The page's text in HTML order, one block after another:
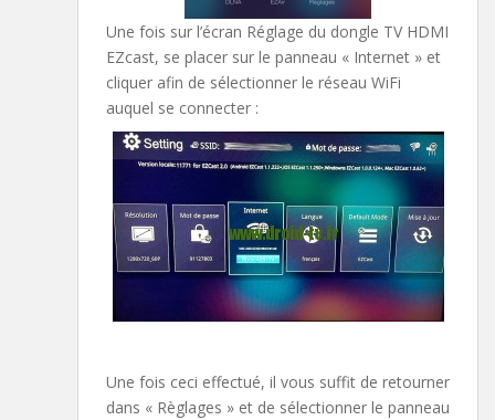
Une fois sur l’écran Réglage du dongle TV HDMI
EZcast, se placer sur le panneau « Internet » et
cliquer afin de sélectionner le réseau WiFi
auquel se connecter :
Une fois ceci effectué, il vous suffit de retourner
dans « Règlages » et de sélectionner le panneau